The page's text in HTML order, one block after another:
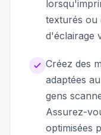
texturés ou
d'éclairage
Créez des
adaptées
gens
Assurez-
optimisées